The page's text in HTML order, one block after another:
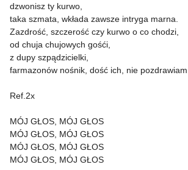
dzwonisz ty kurwo,
taka szmata, wkłada zawsze intryga marna.
Zazdrość, szczerość czy kurwo o co chodzi,
od chuja chujowych gośći,
z dupy szpądzicielki,
farmazonów nośnik, dość ich, nie pozdrawiam.
Ref.2x
MÓJ GŁOS, MÓJ GŁOS
MÓJ GŁOS, MÓJ GŁOS
MÓJ GŁOS, MÓJ GŁOS
MÓJ GŁOS, MÓJ GŁOS